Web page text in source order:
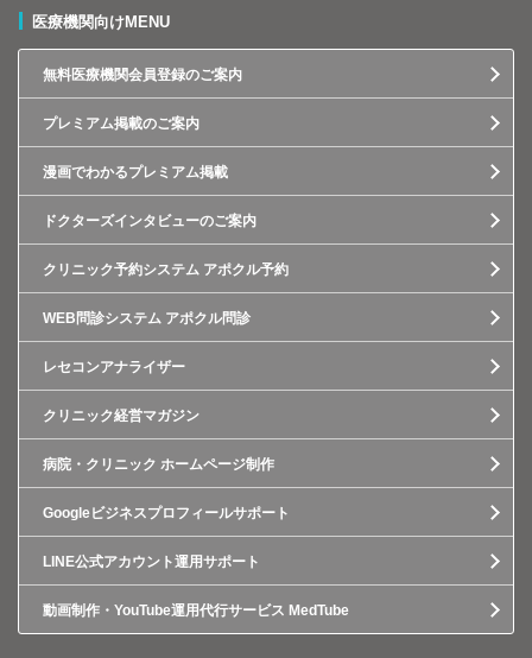
医療機関向けMENU
無料医療機関会員登録のご案内
プレミアム掲載のご案内
漫画でわかるプレミアム掲載
ドクターズインタビューのご案内
クリニック予約システム アポクル予約
WEB問診システム アポクル問診
レセコンアナライザー
クリニック経営マガジン
病院・クリニック ホームページ制作
Googleビジネスプロフィールサポート
LINE公式アカウント運用サポート
動画制作・YouTube運用代行サービス MedTube